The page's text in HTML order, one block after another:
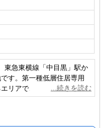
東急東横線「中目黒」駅か
す。第一種低層住居専用
リアで、落ち着いた暮ら